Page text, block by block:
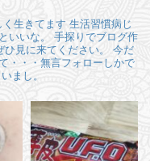
生きてます 生活習慣病じ
いいな。
手探りでブログ作
見に来てください。
今だ
・・・無言フォローしかで
まし。